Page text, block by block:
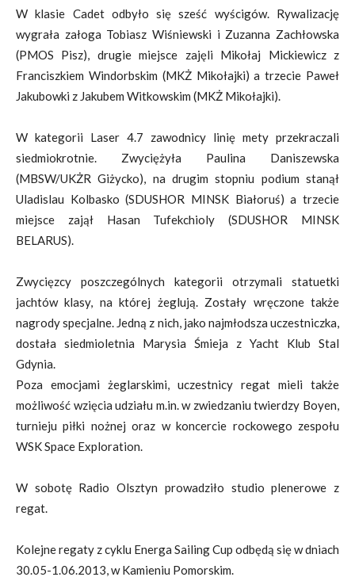
W klasie Cadet odbyło się sześć wyścigów. Rywalizację
wygrała załoga Tobiasz Wiśniewski i Zuzanna Zachłowska
(PMOS Pisz), drugie miejsce zajęli Mikołaj Mickiewicz z
Franciszkiem Windorbskim (MKŻ Mikołajki) a trzecie Paweł
Jakubowki z Jakubem Witkowskim (MKŻ Mikołajki).
W kategorii Laser 4.7 zawodnicy linię mety przekraczali
siedmiokrotnie. Zwyciężyła Paulina Daniszewska
(MBSW/UKŻR Giżycko), na drugim stopniu podium stanął
Uladislau Kolbasko (SDUSHOR MINSK Białoruś) a trzecie
miejsce zajął Hasan Tufekchioly (SDUSHOR MINSK
BELARUS).
Zwycięzcy poszczególnych kategorii otrzymali statuetki
jachtów klasy, na której żeglują. Zostały wręczone także
nagrody specjalne. Jedną z nich, jako najmłodsza uczestniczka,
dostała siedmioletnia Marysia Śmieja z Yacht Klub Stal
Gdynia.
Poza emocjami żeglarskimi, uczestnicy regat mieli także
możliwość wzięcia udziału m.in. w zwiedzaniu twierdzy Boyen,
turnieju piłki nożnej oraz w koncercie rockowego zespołu
WSK Space Exploration.
W sobotę Radio Olsztyn prowadziło studio plenerowe z
regat.
Kolejne regaty z cyklu Energa Sailing Cup odbędą się w dniach
30.05-1.06.2013, w Kamieniu Pomorskim.